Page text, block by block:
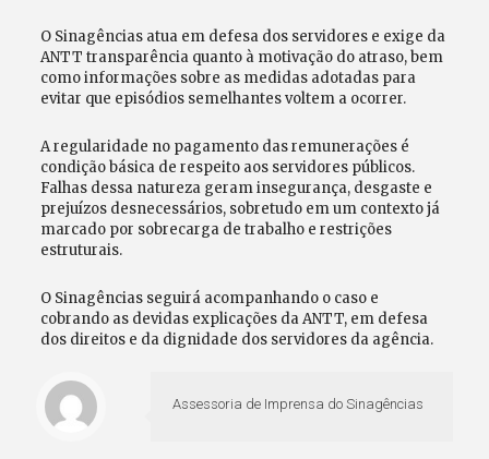
O Sinagências atua em defesa dos servidores e exige da
ANTT transparência quanto à motivação do atraso, bem
como informações sobre as medidas adotadas para
evitar que episódios semelhantes voltem a ocorrer.
A regularidade no pagamento das remunerações é
condição básica de respeito aos servidores públicos.
Falhas dessa natureza geram insegurança, desgaste e
prejuízos desnecessários, sobretudo em um contexto já
marcado por sobrecarga de trabalho e restrições
estruturais.
O Sinagências seguirá acompanhando o caso e
cobrando as devidas explicações da ANTT, em defesa
dos direitos e da dignidade dos servidores da agência.
Assessoria de Imprensa do Sinagências